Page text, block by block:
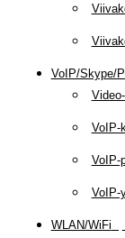
VoIP/Skype/
VoIP-
VoIP-
VoIP-
WLAN/WiFi